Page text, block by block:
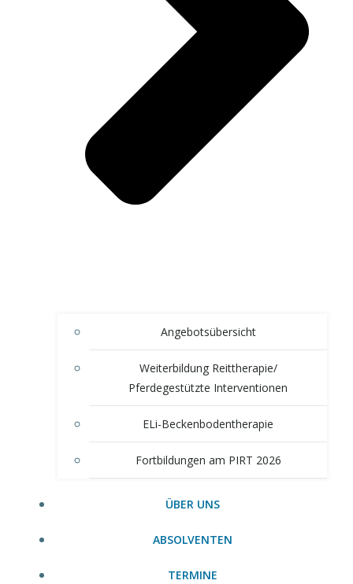
Angebotsübersicht
Weiterbildung Reittherapie/
Pferdegestützte Interventionen
ELi-Beckenbodentherapie
Fortbildungen am PIRT 2026
ÜBER UNS
ABSOLVENTEN
TERMINE